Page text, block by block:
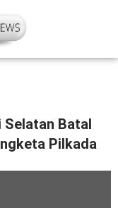
Selatan Batal
Pilkada